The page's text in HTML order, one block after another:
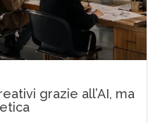
grazie all’AI, ma